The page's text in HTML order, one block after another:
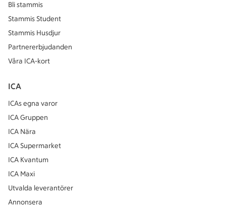
Bli stammis
Stammis Student
Stammis Husdjur
Partnererbjudanden
Våra ICA-kort
ICA
ICAs egna varor
ICA Gruppen
ICA Nära
ICA Supermarket
ICA Kvantum
ICA Maxi
Utvalda leverantörer
Annonsera